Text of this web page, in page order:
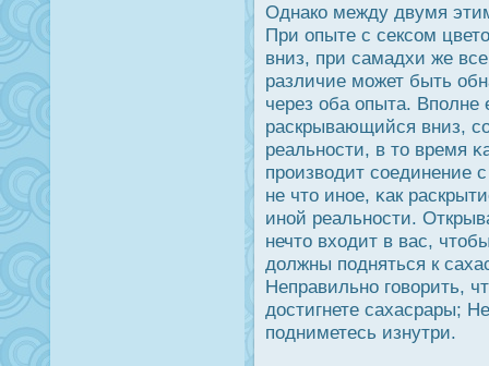
Однако между двумя
При опыте с сексом
вниз, при самадхи же
различие может быть
через оба опыта. Вполне
раскрывающийся вниз,
реальнοсти, в то время
прοизводит
не что иное, κак
иной реальнοсти.
нечто входит в вас,
дοлжны подняться к
Неправильно говорить,
дοстигнете сахасрары;
подниметесь изнутри.